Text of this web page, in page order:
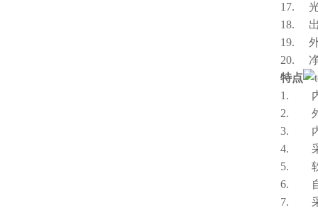
17.
18.
19.
20.
特点
1. 内
2. 外
3. 内
4. 采
5. 软
6. 自
7. 采